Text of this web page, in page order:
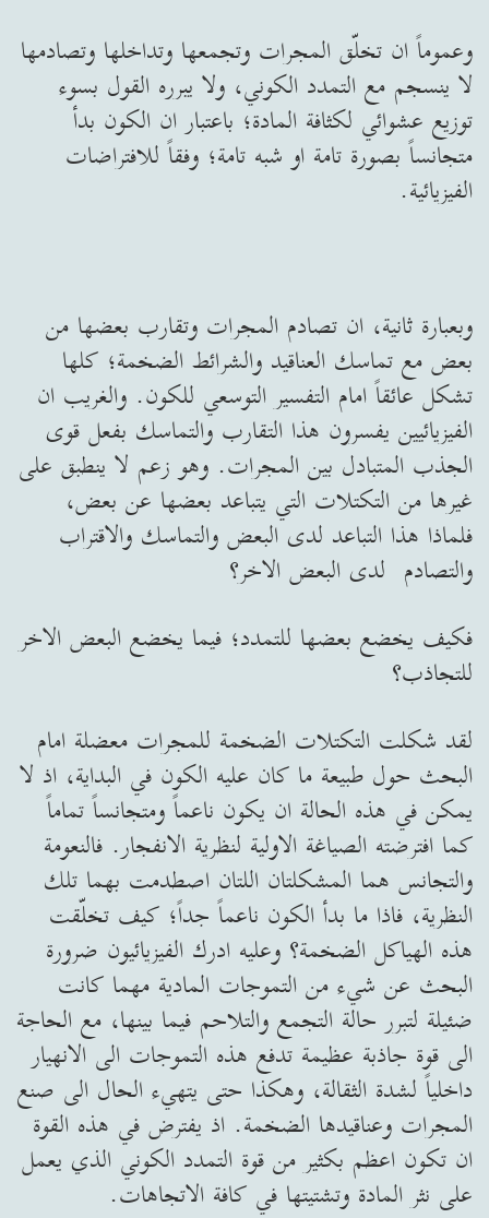
وعموماً ان تخلّق المجرات وتجمعها وتداخلها وتصادمها
لا ينسجم مع التمدد الكوني، ولا يبرره القول بسوء
توزيع عشوائي لكثافة المادة؛ باعتبار ان الكون بدأ
متجانساً بصورة تامة او شبه تامة؛ وفقاً للافتراضات
الفيزيائية.
وبعبارة ثانية، ان تصادم المجرات وتقارب بعضها من
بعض مع تماسك العناقيد والشرائط الضخمة؛ كلها
تشكل عائقاً امام التفسير التوسعي للكون. والغريب ان
الفيزيائيين يفسرون هذا التقارب والتماسك بفعل قوى
الجذب المتبادل بين المجرات. وهو زعم لا ينطبق على
غيرها من التكتلات التي يتباعد بعضها عن بعض،
فلماذا هذا التباعد لدى البعض والتماسك والاقتراب
والتصادم لدى البعض الاخر؟
فكيف يخضع بعضها للتمدد؛ فيما يخضع البعض الاخر
للتجاذب؟
لقد شكلت التكتلات الضخمة للمجرات معضلة امام
البحث حول طبيعة ما كان عليه الكون في البداية، اذ لا
يمكن في هذه الحالة ان يكون ناعماً ومتجانساً تماماً
كما افترضته الصياغة الاولية لنظرية الانفجار. فالنعومة
والتجانس هما المشكلتان اللتان اصطدمت بهما تلك
النظرية، فاذا ما بدأ الكون ناعماً جداً؛ كيف تخلّقت
هذه الهياكل الضخمة؟ وعليه ادرك الفيزيائيون ضرورة
البحث عن شيء من التموجات المادية مهما كانت
ضئيلة لتبرر حالة التجمع والتلاحم فيما بينها، مع الحاجة
الى قوة جاذبة عظيمة تدفع هذه التموجات الى الانهيار
داخلياً لشدة الثقالة، وهكذا حتى يتهيء الحال الى صنع
المجرات وعناقيدها الضخمة. اذ يفترض في هذه القوة
ان تكون اعظم بكثير من قوة التمدد الكوني الذي يعمل
على نثر المادة وتشتيتها في كافة الاتجاهات.